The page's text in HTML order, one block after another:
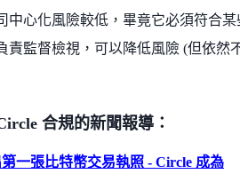
中心化風險較低，畢竟它必須符合某
責監督檢視，可以降低風險 (但依然
合規的新聞報導：
一張比特幣交易執照 - Circle 成為